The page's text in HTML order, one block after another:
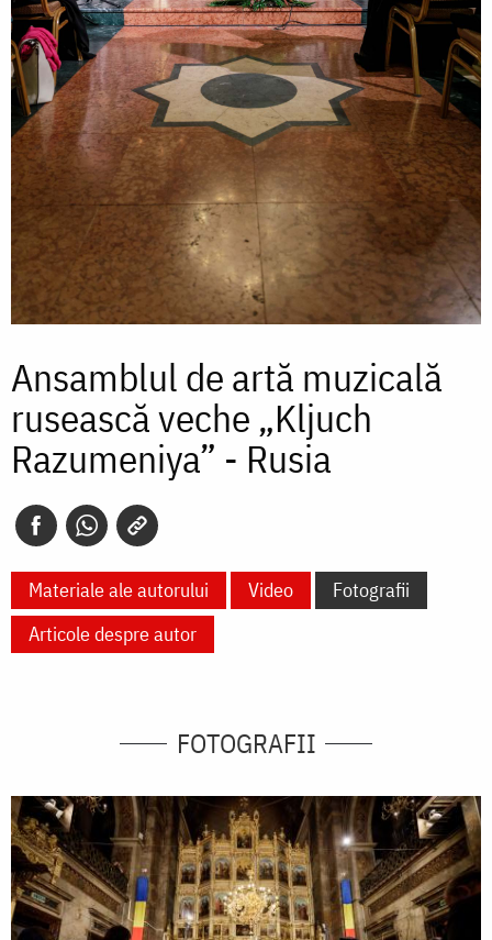
Ansamblul de artă muzicală
rusească veche „Kljuch
Razumeniya” - Rusia
Materiale ale autorului Video
Fotografii
Articole despre autor
FOTOGRAFII